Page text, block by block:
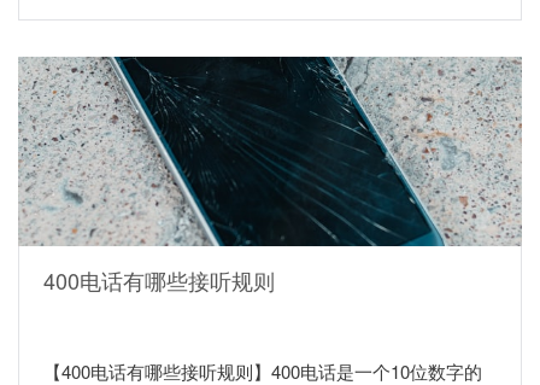
400电话有哪些接听规则
【400电话有哪些接听规则】400电话是一个10位数字的